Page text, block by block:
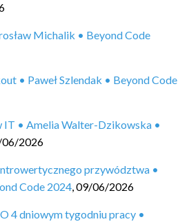
Michalik • Beyond Code
• Paweł Szlendak • Beyond Code
IT • Amelia Walter-Dzikowska •
2026
przywództwa •
Code 2024,09/06/2026
4 dniowym tygodniu pracy •